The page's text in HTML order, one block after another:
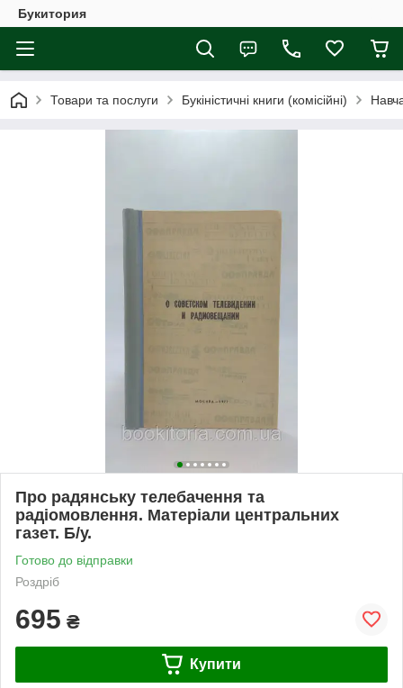
Букитория
Товари та послуги Букіністичні книги (комісійні)
Про радянську телебачення та
радіомовлення. Матеріали центральних
газет. Б/у.
Готово до відправки
Роздріб
695 ₴
Купити